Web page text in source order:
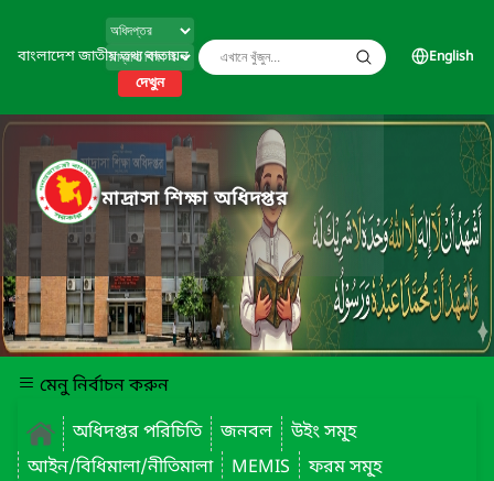
বাংলাদেশ জাতীয় তথ্য বাতায়ন
দেখুন
English
মাদ্রাসা শিক্ষা অধিদপ্তর
মেনু নির্বাচন করুন
অধিদপ্তর পরিচিতি
জনবল
উইং সমূ্হ
আইন/বিধিমালা/নীতিমালা
MEMIS
ফরম সমূ্হ